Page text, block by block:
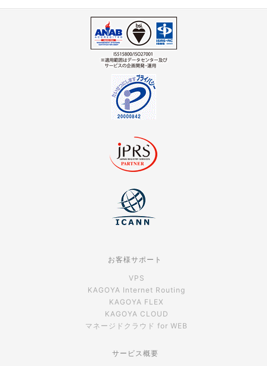
お客様サポート
VPS
KAGOYA Internet Routing
KAGOYA FLEX
KAGOYA CLOUD
マネージドクラウド for WEB
サービス概要